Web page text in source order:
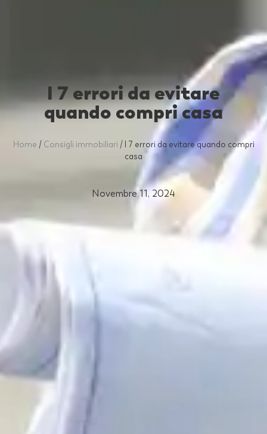
I 7 errori da evitare
quando compri casa
Home / Consigli immobiliari / I 7 errori da evitare quando compri
casa
Novembre 11, 2024